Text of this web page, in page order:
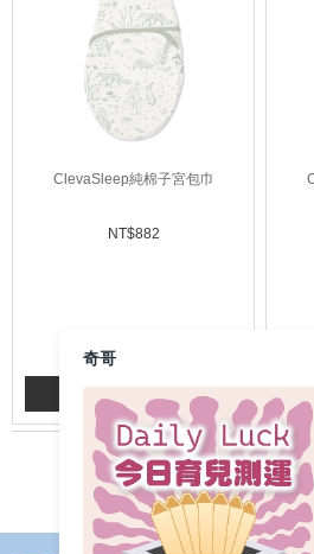
ClevaSleep純棉子宮包巾
NT$882
純棉子宮包巾加入
奇哥